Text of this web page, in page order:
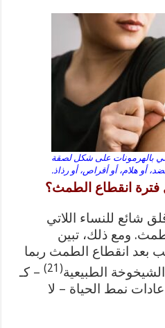
بالهرمونات على شكل لصقة
أو هلام، أو أقراص، أو رذاذ.
فترة انقطاع الطمث؟
شائع للنساء اللاتي
ومع ذلك، تبين
بعد انقطاع الطمث ربما
الشيخوخة الطبيعية(21)
– كـ
نمط الحياة – لا